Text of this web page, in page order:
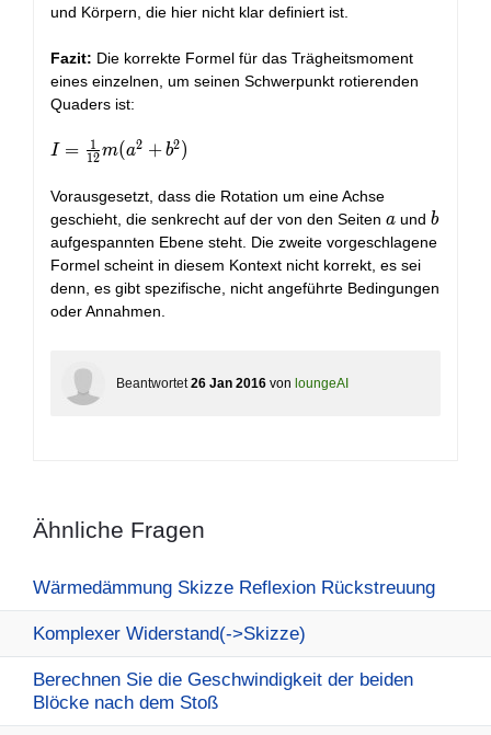
und Körpern, die hier nicht klar definiert ist.
Fazit: Die korrekte Formel für das Trägheitsmoment
eines einzelnen, um seinen Schwerpunkt rotierenden
Quaders ist:
I =
{12} m
(a^2 +
b^2)
I = 12
1 m(a2 + b2 )
Vorausgesetzt, dass die Rotation um eine Achse
geschieht, die senkrecht auf der von den Seiten a
a und b
b
aufgespannten Ebene steht. Die zweite vorgeschlagene
Formel scheint in diesem Kontext nicht korrekt, es sei
denn, es gibt spezifische, nicht angeführte Bedingungen
oder Annahmen.
Beantwortet 26 Jan 2016 von loungeAI
Ähnliche Fragen
Wärmedämmung Skizze Reflexion Rückstreuung
Komplexer Widerstand(->Skizze)
Berechnen Sie die Geschwindigkeit der beiden
Blöcke nach dem Stoß